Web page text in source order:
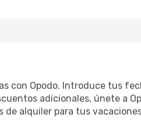
con Opodo. Introduce tus
adicionales, únete a
de alquiler para tus